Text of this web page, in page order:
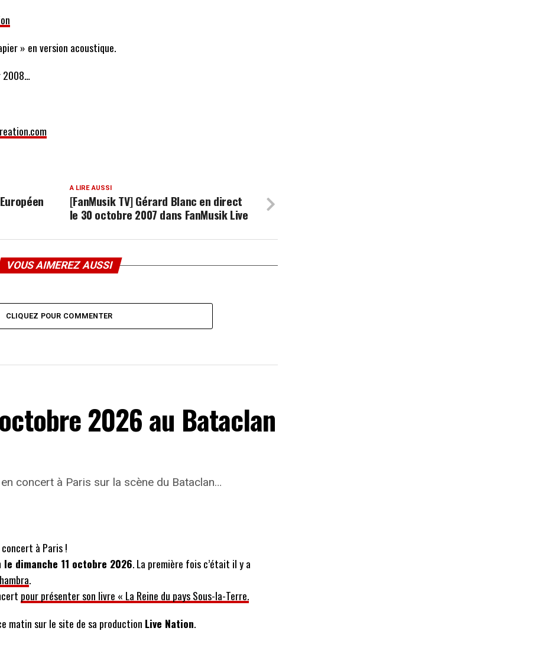
» en version acoustique.
2008…
A LIRE AUSSI
[FanMusik TV] Gérard Blanc en direct
le 30 octobre 2007 dans FanMusik Live
VOUS AIMEREZ AUSSI
CLIQUEZ POUR COMMENTER
2026 au Bataclan
concert à Paris sur la scène du Bataclan…
à Paris !
le dimanche 11 octobre 2026. La première fois c’était il y a
.
pour présenter son livre « La Reine du pays Sous-la-Terre.
matin sur le site de sa production Live Nation.